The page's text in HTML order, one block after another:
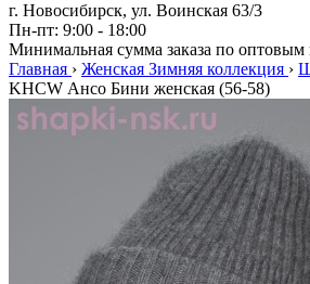
г. Новосибирск, ул. Воинская 63/3
Пн-пт: 9:00 - 18:00
Минимальная сумма заказа по оптовым
Главная › Женская Зимняя коллекция ›
KHCW Ансо Бини женская (56-58)